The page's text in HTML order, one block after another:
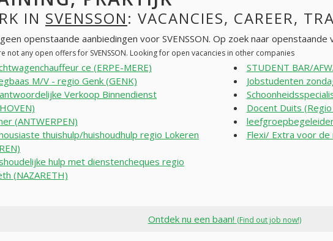
IN SVENSSON: VACANCIES, CAREER,
openstaande aanbiedingen voor SVENSSON. Op zoek naar
not any open offers for SVENSSON. Looking for open vacancies in other companies
ce (ERPE-MERE)
M/V - regio Genk (GENK)
Verkoop Binnendienst
(ANTWERPEN)
thuishulp/huishoudhulp regio Lokeren
hulp met dienstencheques regio
(NAZARETH)
STUDENT BAR/
Jobstudenten
Docent Duits
Flexi/ Extra voor de
Ontdek nu een baan! (Find out job now!)